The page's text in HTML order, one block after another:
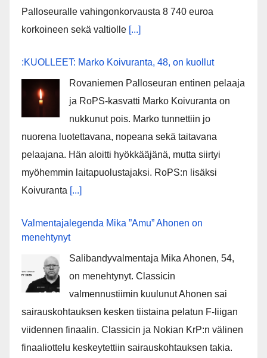
Palloseuralle vahingonkorvausta 8 740 euroa
korkoineen sekä valtiolle [...]
:KUOLLEET: Marko Koivuranta, 48, on kuollut
Rovaniemen Palloseuran entinen pelaaja
ja RoPS-kasvatti Marko Koivuranta on
nukkunut pois. Marko tunnettiin jo
nuorena luotettavana, nopeana sekä taitavana
pelaajana. Hän aloitti hyökkääjänä, mutta siirtyi
myöhemmin laitapuolustajaksi. RoPS:n lisäksi
Koivuranta [...]
Valmentajalegenda Mika ”Amu” Ahonen on
menehtynyt
Salibandyvalmentaja Mika Ahonen, 54,
on menehtynyt. Classicin
valmennustiimin kuulunut Ahonen sai
sairauskohtauksen kesken tiistaina pelatun F-liigan
viidennen finaalin. Classicin ja Nokian KrP:n välinen
finaaliottelu keskeytettiin sairauskohtauksen takia.